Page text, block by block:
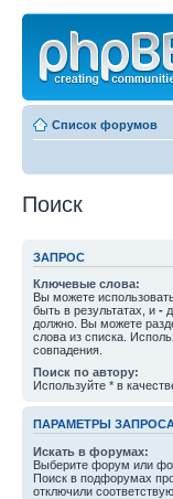
Список форумов
Поиск
ЗАПРОС
Ключевые слова:
Вы можете
быть в результатах, и -
должно. Вы можете
слова из списка.
совпадения.
Поиск по автору:
Используйте * в
ПАРАМЕТРЫ
Искать в форумах:
Выберите форум или
Поиск в подфорумах
отключили